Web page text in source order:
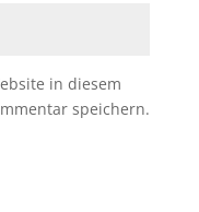
in diesem
speichern.